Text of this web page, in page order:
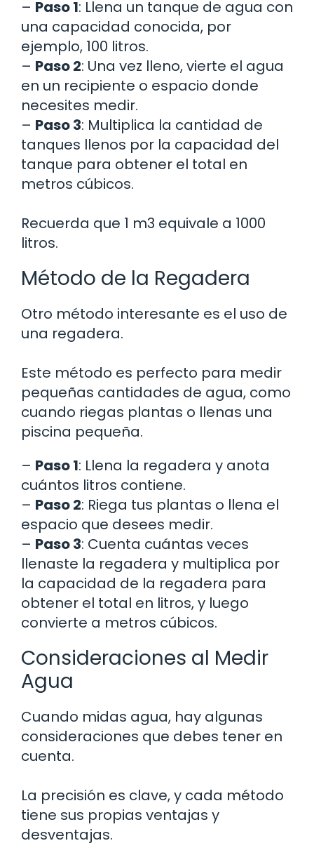
– Paso 1: Llena un tanque de agua con
una capacidad conocida, por
ejemplo, 100 litros.
– Paso 2: Una vez lleno, vierte el agua
en un recipiente o espacio donde
necesites medir.
– Paso 3: Multiplica la cantidad de
tanques llenos por la capacidad del
tanque para obtener el total en
metros cúbicos.
Recuerda que 1 m3 equivale a 1000
litros.
Método de la Regadera
Otro método interesante es el uso de
una regadera.
Este método es perfecto para medir
pequeñas cantidades de agua, como
cuando riegas plantas o llenas una
piscina pequeña.
– Paso 1: Llena la regadera y anota
cuántos litros contiene.
– Paso 2: Riega tus plantas o llena el
espacio que desees medir.
– Paso 3: Cuenta cuántas veces
llenaste la regadera y multiplica por
la capacidad de la regadera para
obtener el total en litros, y luego
convierte a metros cúbicos.
Consideraciones al Medir
Agua
Cuando midas agua, hay algunas
consideraciones que debes tener en
cuenta.
La precisión es clave, y cada método
tiene sus propias ventajas y
desventajas.